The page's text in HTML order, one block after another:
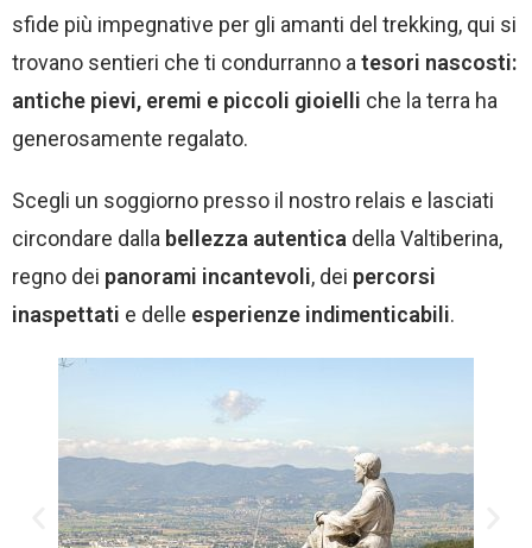
sfide più impegnative per gli amanti del trekking, qui si
trovano sentieri che ti condurranno a tesori nascosti:
antiche pievi, eremi e piccoli gioielli che la terra ha
generosamente regalato.
Scegli un soggiorno presso il nostro relais e lasciati
circondare dalla bellezza autentica della Valtiberina,
regno dei panorami incantevoli, dei percorsi
inaspettati e delle esperienze indimenticabili.